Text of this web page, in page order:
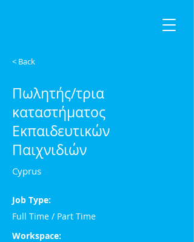
< Back
Πωλητής/τρια
καταστήματος
Εκπαιδευτικών
Παιχνιδιών
Cyprus
Job Type:
Full Time / Part Time
Workspace: